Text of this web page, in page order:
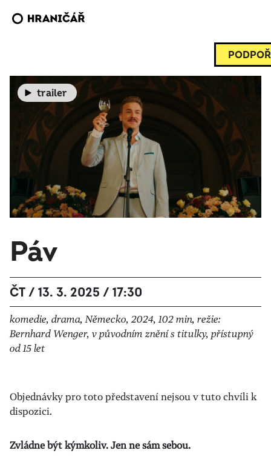
trailer
Páv
ČT / 13. 3. 2025 / 17:30
komedie, drama, Německo, 2024, 102 min, režie:
Bernhard Wenger, v původním znění s titulky, přístupný
od 15 let
Objednávky pro toto představení nejsou v tuto chvíli k
dispozici.
Zvládne být kýmkoliv. Jen ne sám sebou.